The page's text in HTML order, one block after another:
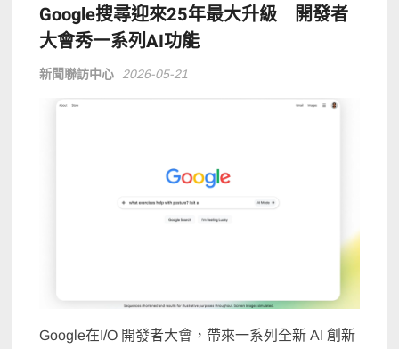
Google搜尋迎來25年最大升級 開發者
大會秀一系列AI功能
新聞聯訪中心 2026-05-21
Google在I/O 開發者大會，帶來一系列全新 AI 創新